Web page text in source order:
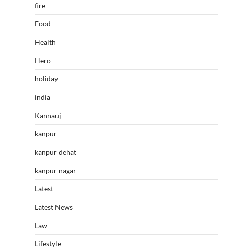
fire
Food
Health
Hero
holiday
india
Kannauj
kanpur
kanpur dehat
kanpur nagar
Latest
Latest News
Law
Lifestyle